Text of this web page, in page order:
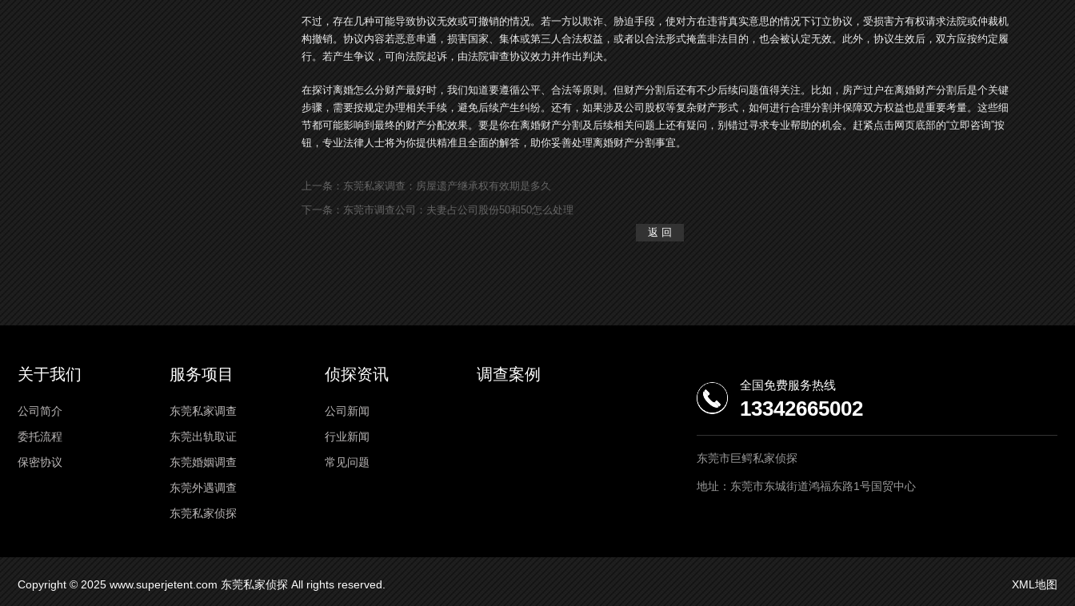
不过，存在几种可能导致协议无效或可撤销的情况。若一方以欺诈、胁迫手段，使对方在违背真实意思的情况下订立协议，受损害方有权请求法院或仲裁机
构撤销。协议内容若恶意串通，损害国家、集体或第三人合法权益，或者以合法形式掩盖非法目的，也会被认定无效。此外，协议生效后，双方应按约定履
行。若产生争议，可向法院起诉，由法院审查协议效力并作出判决。
在探讨离婚怎么分财产最好时，我们知道要遵循公平、合法等原则。但财产分割后还有不少后续问题值得关注。比如，房产过户在离婚财产分割后是个关键
步骤，需要按规定办理相关手续，避免后续产生纠纷。还有，如果涉及公司股权等复杂财产形式，如何进行合理分割并保障双方权益也是重要考量。这些细
节都可能影响到最终的财产分配效果。要是你在离婚财产分割及后续相关问题上还有疑问，别错过寻求专业帮助的机会。赶紧点击网页底部的“立即咨询”按
钮，专业法律人士将为你提供精准且全面的解答，助你妥善处理离婚财产分割事宜。
上一条： 东莞私家调查：房屋遗产继承权有效期是多久
下一条： 东莞市调查公司：夫妻占公司股份50和50怎么处理
关于我们
公司简介
委托流程
保密协议
服务项目
东莞私家调查
东莞出轨取证
东莞婚姻调查
东莞外遇调查
东莞私家侦探
侦探资讯
公司新闻
行业新闻
常见问题
调查案例
全国免费服务热线
13342665002
东莞市巨鳄私家侦探
地址：东莞市东城街道鸿福东路1号国贸中心
Copyright © 2025 www.superjetent.com 东莞私家侦探 All rights reserved. XML地图